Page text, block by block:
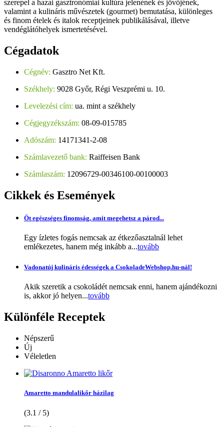
szerepel a hazai gasztronómiai kultúra jelenének és jövőjének,
valamint a kulináris művészetek (gourmet) bemutatása, különleges
és finom ételek és italok receptjeinek publikálásával, illetve
vendéglátóhelyek ismertetésével.
Cégadatok
Cégnév: Gasztro Net Kft.
Székhely: 9028 Győr, Régi Veszprémi u. 10.
Levelezési cím: ua. mint a székhely
Cégjegyzékszám: 08-09-015785
Adószám: 14171341-2-08
Számlavezető bank: Raiffeisen Bank
Számlaszám: 12096729-00346100-00100003
Cikkek és Események
Öt egészséges finomság, amit megehetsz a párod...
Egy ízletes fogás nemcsak az étkezőasztalnál lehet
emlékezetes, hanem még inkább a...tovább
Vadonatúj kulináris édességek a CsokoladeWebshop.hu-nál!
Akik szeretik a csokoládét nemcsak enni, hanem ajándékozni
is, akkor jó helyen...tovább
Különféle Receptek
Népszerű
Új
Véleletlen
Amaretto mandulalikőr házilag
(3.1 / 5)